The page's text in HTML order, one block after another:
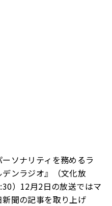
ソナリティを務めるラ
ンラジオ』（文化放
）12月2日の放送ではマ
聞の記事を取り上げ